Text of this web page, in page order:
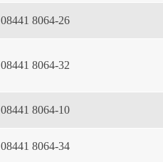
08441 8064-26
08441 8064-32
08441 8064-10
08441 8064-34